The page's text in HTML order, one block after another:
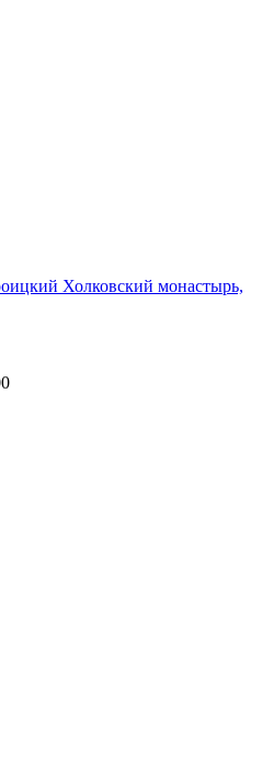
Холковский монастырь,